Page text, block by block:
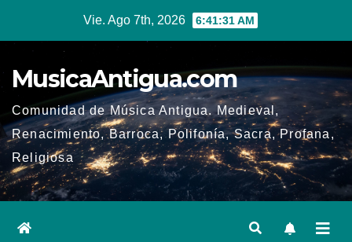
Vie. Ago 7th, 2026 6:41:31 AM
MusicaAntigua.com
Comunidad de Música Antigua. Medieval,
Renacimiento, Barroca, Polifonía, Sacra, Profana,
Religiosa